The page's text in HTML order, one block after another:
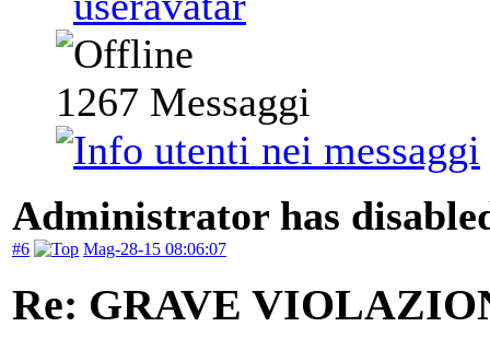
1267 Messaggi
Administrator has
#6 Mag-28-15 08:06:07
Re: GRAVE